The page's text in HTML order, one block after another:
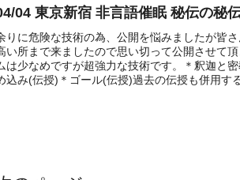
04 東京新宿 非言語催眠 秘伝の秘
りに危険な技術の為、公開を悩みましたが皆
い所まで来ましたので思い切って公開させて
は少なめですが超強力な技術です。＊釈迦と
込み(伝授)＊ゴール(伝授)過去の伝授も併用す